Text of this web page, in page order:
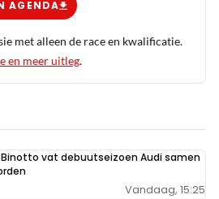
AGENDA
met alleen de race en kwalificatie.
en meer uitleg.
Binotto vat debuutseizoen Audi samen
Vandaag, 15:25